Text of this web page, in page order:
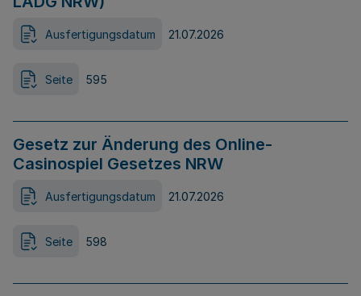
Ausfertigungsdatum 21.07.2026
Seite 595
Gesetz zur Änderung des Online-
Casinospiel Gesetzes NRW
Ausfertigungsdatum 21.07.2026
Seite 598